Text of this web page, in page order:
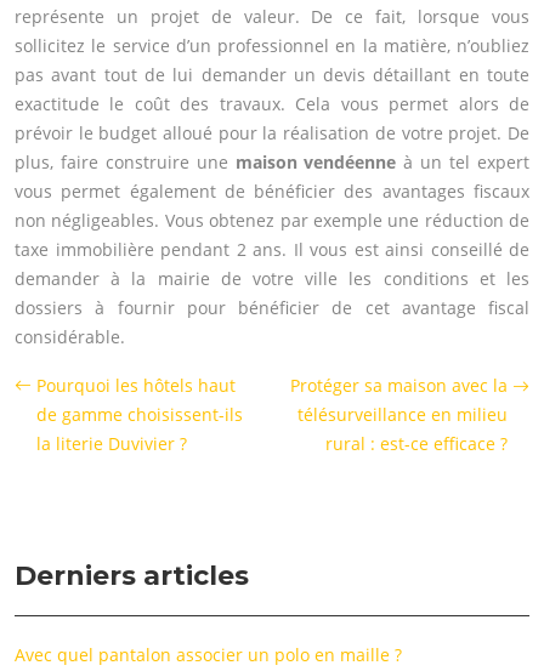
représente un projet de valeur. De ce fait, lorsque vous
sollicitez le service d’un professionnel en la matière, n’oubliez
pas avant tout de lui demander un devis détaillant en toute
exactitude le coût des travaux. Cela vous permet alors de
prévoir le budget alloué pour la réalisation de votre projet. De
plus, faire construire une maison vendéenne à un tel expert
vous permet également de bénéficier des avantages fiscaux
non négligeables. Vous obtenez par exemple une réduction de
taxe immobilière pendant 2 ans. Il vous est ainsi conseillé de
demander à la mairie de votre ville les conditions et les
dossiers à fournir pour bénéficier de cet avantage fiscal
considérable.
Pourquoi les hôtels haut
de gamme choisissent-ils
la literie Duvivier ?
Protéger sa maison avec la
télésurveillance en milieu
rural : est-ce efficace ?
Derniers articles
Avec quel pantalon associer un polo en maille ?